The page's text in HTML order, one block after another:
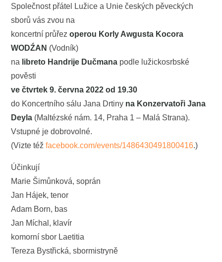
Společnost přátel Lužice a Unie českých pěveckých
sborů vás zvou na
koncertní průřezoperou Korly Awgusta Kocora
WODŹAN (Vodník)
na libreto Handrije Dučmana podle lužickosrbské
pověsti
ve čtvrtek 9. června 2022 od 19.30
do Koncertního sálu Jana Drtiny na Konzervatoři Jana
Deyla (Maltézské nám. 14, Praha 1 – Malá Strana).
Vstupné je dobrovolné.
(Vizte téžfacebook.com/events/1486430491800416.)
Účinkují
Marie Šimůnková, soprán
Jan Hájek, tenor
Adam Born, bas
Jan Míchal, klavír
komorní sbor Laetitia
Tereza Bystřická, sbormistryně